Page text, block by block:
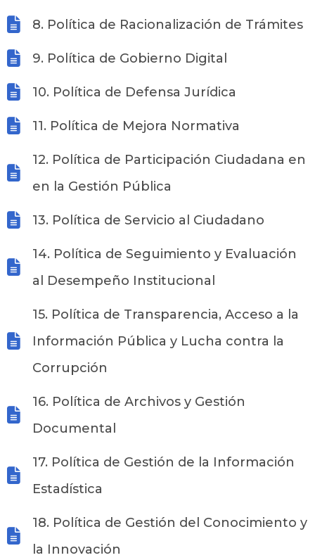
8. Política de Racionalización de Trámites
9. Política de Gobierno Digital
10. Política de Defensa Jurídica
11. Política de Mejora Normativa
12. Política de Participación Ciudadana en
en la Gestión Pública
13. Política de Servicio al Ciudadano
14. Política de Seguimiento y Evaluación
al Desempeño Institucional
15. Política de Transparencia, Acceso a la
Información Pública y Lucha contra la
Corrupción
16. Política de Archivos y Gestión
Documental
17. Política de Gestión de la Información
Estadística
18. Política de Gestión del Conocimiento y
la Innovación